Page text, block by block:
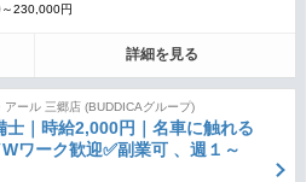
230,000円
詳細を見る
アール 三郷店 (BUDDICAグループ)
士｜時給2,000円｜名車に触れる
ワーク歓迎✅副業可 、週１～